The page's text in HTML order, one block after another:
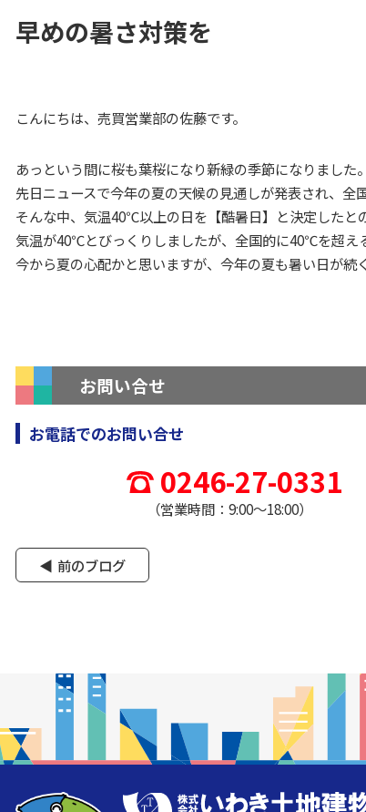
早めの暑さ対策を
こんにちは、売買営業部の佐藤です。
あっという間に桜も葉桜になり新緑の季節になりました。
先日ニュースで今年の夏の天候の見通しが発表され、全
そんな中、気温40℃以上の日を【酷暑日】と決定したと
気温が40℃とびっくりしましたが、全国的に40℃を超え
今から夏の心配かと思いますが、今年の夏も暑い日が続
お問い合せ
お電話でのお問い合せ
0246-27-0331
（営業時間：9:00～18:00）
前のブログ